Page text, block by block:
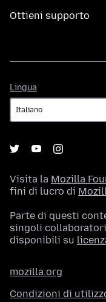
Ottieni supporto
Lingua
Visita la Mozilla
fini di lucro di
Parte di questi
singoli
disponibili su
mozilla.org
Condizioni di